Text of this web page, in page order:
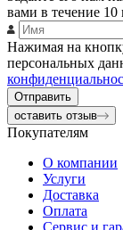
вами в течение 10
Нажимая на
персональных
Отправить
оставить отзыв
Покупателям
О компании
Услуги
Доставка
Оплата
Сервис и